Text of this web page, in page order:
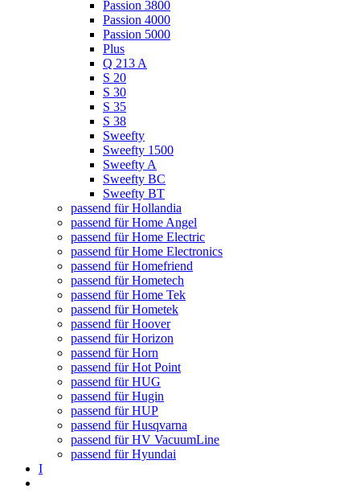
Passion 3800
Passion 4000
Passion 5000
Plus
Q 213 A
S 20
S 30
S 35
S 38
Sweefty
Sweefty 1500
Sweefty A
Sweefty BC
Sweefty BT
passend für Hollandia
passend für Home Angel
passend für Home Electric
passend für Home Electronics
passend für Homefriend
passend für Hometech
passend für Home Tek
passend für Hometek
passend für Hoover
passend für Horizon
passend für Horn
passend für Hot Point
passend für HUG
passend für Hugin
passend für HUP
passend für Husqvarna
passend für HV VacuumLine
passend für Hyundai
I